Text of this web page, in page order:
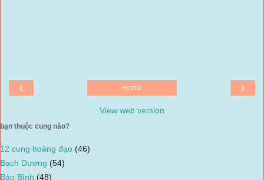
‹ ›
Home
View web version
bạn thuộc cung nào?
12 cung hoàng đạo (46)
Bạch Dương (54)
Bảo Bình (48)